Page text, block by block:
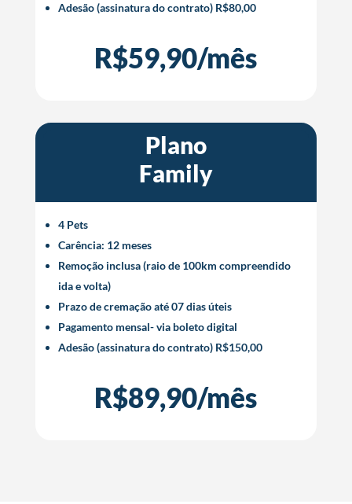
Adesão (assinatura do contrato) R$80,00
R$59,90/mês
Plano
Family
4 Pets
Carência: 12 meses
Remoção inclusa (raio de 100km compreendido
ida e volta)
Prazo de cremação até 07 dias úteis
Pagamento mensal- via boleto digital
Adesão (assinatura do contrato) R$150,00
R$89,90/mês